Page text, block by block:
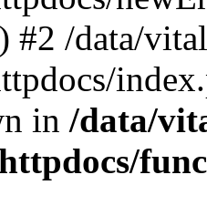
#2 /data/
in /data/